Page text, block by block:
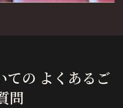
ての よくあるご
問